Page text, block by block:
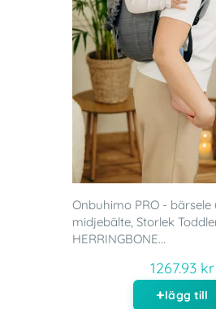
Onbuhimo PRO - bärsele
midjebälte, Storlek
HERRINGBONE...
1267.93 kr
lägg till